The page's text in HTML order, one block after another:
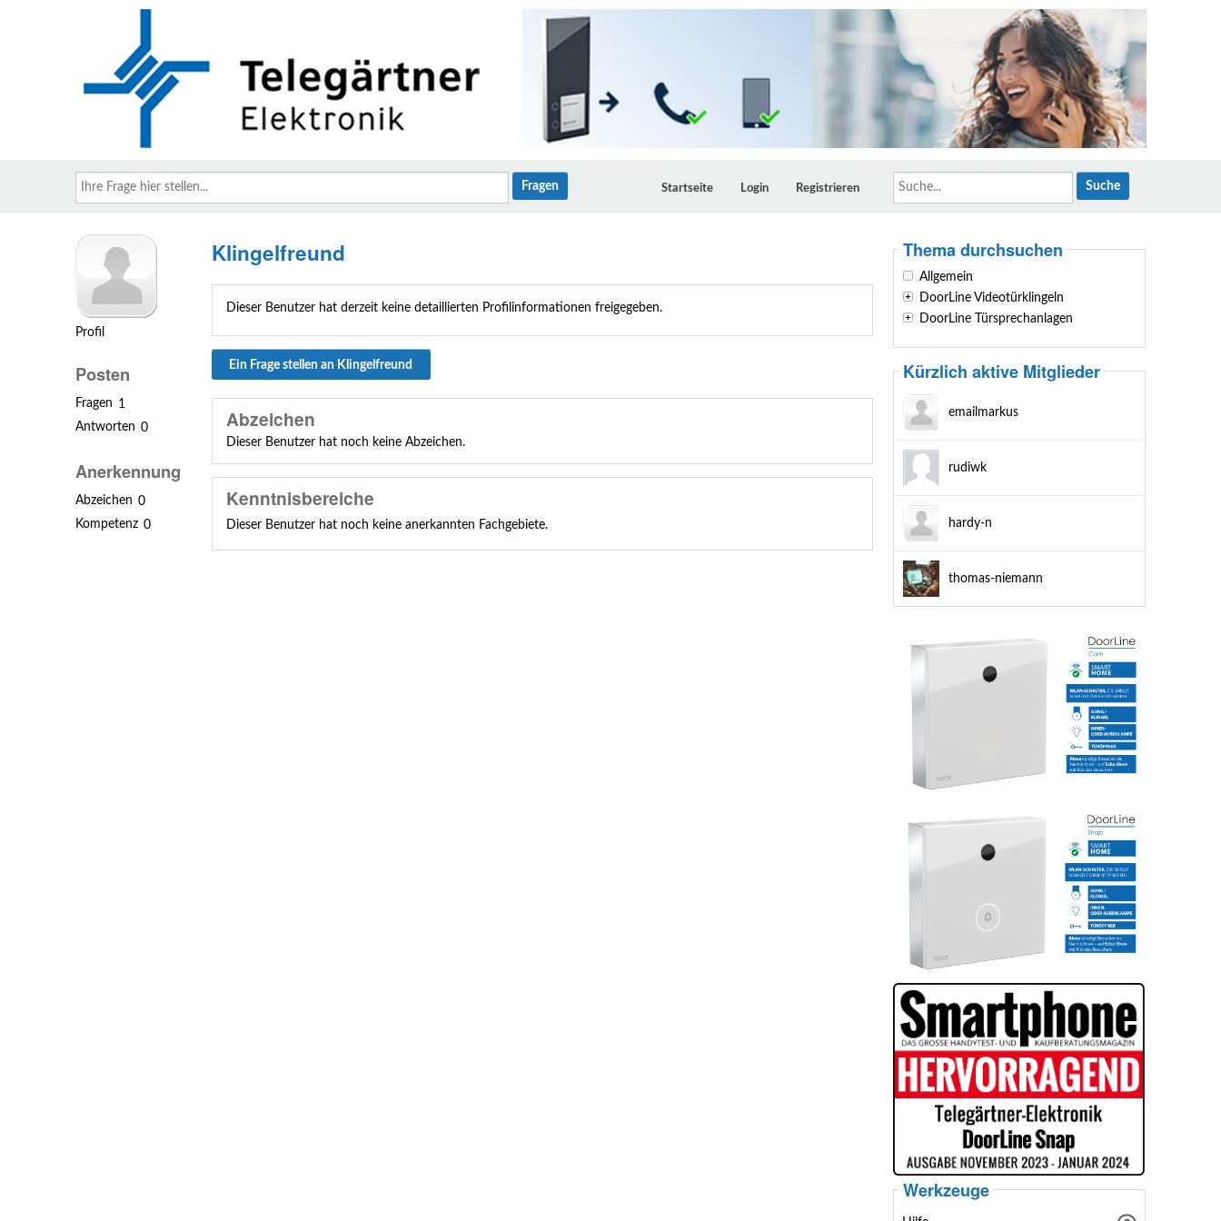
Frage
hier
stellen...
Startseite Login Registrieren
Profil
Posten
Fragen 1
Antworten 0
Anerkennung
Abzeichen 0
Kompetenz 0
Klingelfreund
Dieser Benutzer hat derzeit keine detaillierten Profilinformationen freigegeben.
Ein Frage stellen an Klingelfreund
Abzeichen
Dieser Benutzer hat noch keine Abzeichen.
Kenntnisbereiche
Dieser Benutzer hat noch keine anerkannten Fachgebiete.
Thema durchsuchen
Allgemein
DoorLine Videotürklingeln
DoorLine Türsprechanlagen
Kürzlich aktive Mitglieder
emailmarkus
rudiwk
hardy-n
thomas-niemann
Werkzeuge